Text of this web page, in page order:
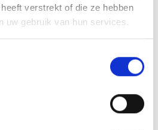
verstrekt of die ze hebben
uw gebruik van hun services.
ART OF